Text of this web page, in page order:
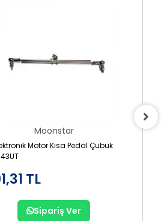
Moonstar
Motor Kısa Pedal Çubuk
TL
Sipariş Ver